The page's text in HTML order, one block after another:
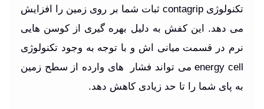
تکنولوژیcontagrip ثبات شما بر روی زمین را افزایش
می دهد. این کفش به دلیل بهره گیری از کوسن هایی
نرم در قسمت میانی اش و با توجه به وجود تکنولوژی
energy cellمی تواند فشار های وارده از سطح زمین
به پای شما را تا حد زیادی کاهش دهد.